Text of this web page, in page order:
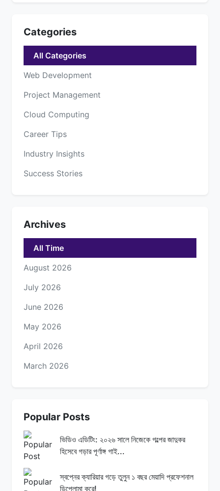
Categories
All Categories
Web Development
Project Management
Cloud Computing
Career Tips
Industry Insights
Success Stories
Archives
All Time
August 2026
July 2026
June 2026
May 2026
April 2026
March 2026
Popular Posts
ভিডিও এডিটিং: ২০২৬ সালে নিজেকে গল্পের জাদুকর
হিসেবে গড়ার পূর্ণাঙ্গ গাই...
স্বপ্নের ক্যারিয়ার গড়ে তুলুন ১ বছর মেয়াদি প্রফেশনাল
ডিপ্লোমা করে!